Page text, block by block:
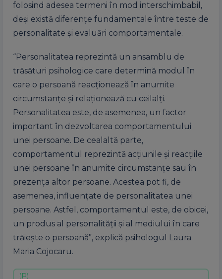
folosind adesea termeni în mod interschimbabil,
deși există diferențe fundamentale între teste de
personalitate și evaluări comportamentale.
“Personalitatea reprezintă un ansamblu de
trăsături psihologice care determină modul în
care o persoană reacționează în anumite
circumstanțe și relaționează cu ceilalți.
Personalitatea este, de asemenea, un factor
important în dezvoltarea comportamentului
unei persoane. De cealaltă parte,
comportamentul reprezintă acțiunile și reacțiile
unei persoane în anumite circumstanțe sau în
prezența altor persoane. Acestea pot fi, de
asemenea, influențate de personalitatea unei
persoane. Astfel, comportamentul este, de obicei,
un produs al personalității și al mediului în care
trăiește o persoană”, explică psihologul Laura
Maria Cojocaru.